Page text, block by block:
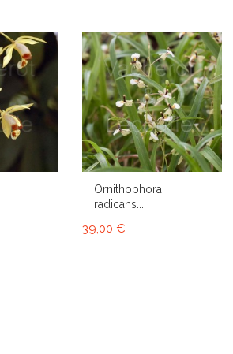
Ornithophora
radicans...
39,00 €